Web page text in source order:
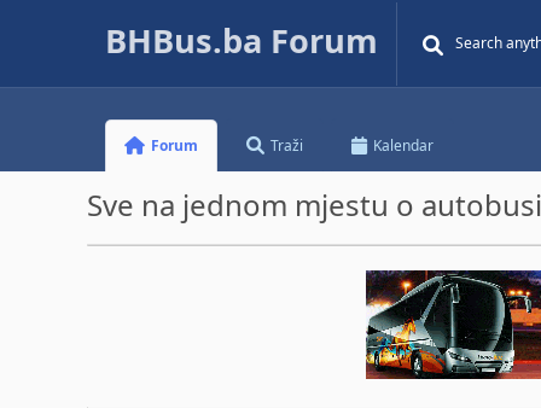
BHBus.ba Forum
Forum Traži Kalendar
Sve na jednom mjestu o